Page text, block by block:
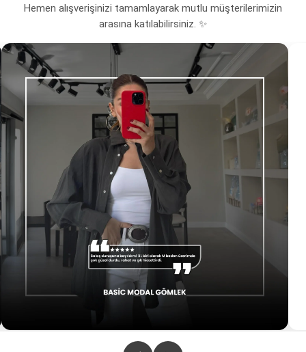
Hemen alışverişinizi tamamlayarak mutlu müşterilerimizin
arasına katılabilirsiniz. ✨